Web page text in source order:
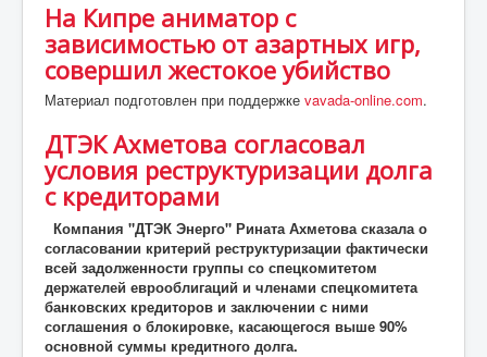
На Кипре аниматор с
зависимостью от азартных игр,
совершил жестокое убийство
Материал подготовлен при поддержке vavada-online.com.
ДТЭК Ахметова согласовал
условия реструктуризации долга
с кредиторами
Компания "ДТЭК Энерго" Рината Ахметова сказала о
согласовании критерий реструктуризации фактически
всей задолженности группы со спецкомитетом
держателей еврооблигаций и членами спецкомитета
банковских кредиторов и заключении с ними
соглашения о блокировке, касающегося выше 90%
основной суммы кредитного долга.